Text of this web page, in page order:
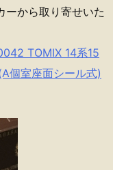
から取り寄せいた
TOMIX 14系15
個室座面シール式)